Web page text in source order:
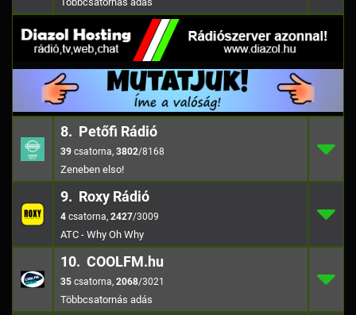
8.
8. Petőfi Rádió
39 , 3802/8168
Zeneben elso!
39
3802/8168
9.
9. Roxy Rádió
4 , 2427/3009
ATC - Why Oh Why
2427/3009
10.
10. COOLFM.hu
35 , 2068/3021
35
2068/3021